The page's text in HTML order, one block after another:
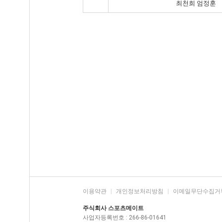
최천희 엄정훈
이용약관 개인정보처리방침 이메일무단수집거
주식회사 스포츠메이트
사업자등록번호 : 266-86-01641